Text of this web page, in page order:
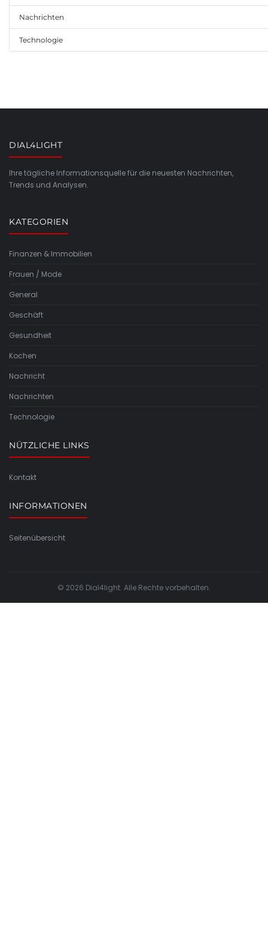
Nachrichten
Technologie
DIAL4LIGHT
Ihre tägliche Informationsquelle für die neuesten Nachrichten,
Trends und Analysen.
KATEGORIEN
Finanzen & Immobilien
Frauen / Mode
General
Geschäft
Gesundheit
Kochen
Nachricht
Nachrichten
Technologie
NÜTZLICHE LINKS
Kontakt
INFORMATIONEN
Seitenübersicht
© 2026 Dial4light. Alle Rechte vorbehalten.